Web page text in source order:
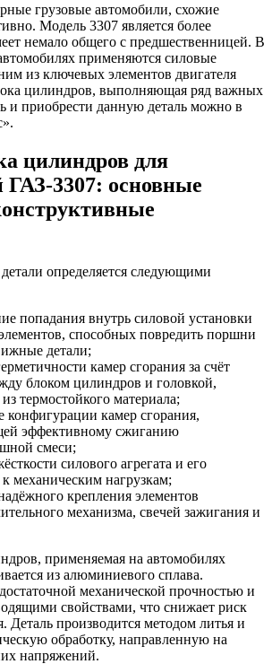
грузовые автомобили, схожие
Модель 3307 является более
немало общего с предшественницей. В
применяются силовые
из ключевых элементов двигателя
цилиндров, выполняющая ряд важных
и приобрести данную деталь можно в
цилиндров для
ГАЗ-3307: основные
определяется следующими
попадания внутрь силовой установки
способных повредить поршни
детали;
камер сгорания за счёт
блоком цилиндров и головкой,
термостойкого материала;
конфигурации камер сгорания,
эффективному сжиганию
смеси;
силового агрегата и его
механическим нагрузкам;
крепления элементов
механизма, свечей зажигания и
применяемая на автомобилях
из алюминиевого сплава.
механической прочностью и
свойствами, что снижает риск
Деталь производится методом литья и
обработку, направленную на
напряжений.